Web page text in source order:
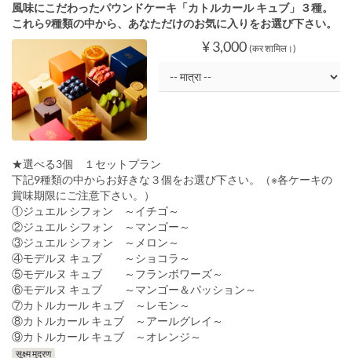
風味にこだわったパウンドケーキ「カトルカール キュブ」３種。
これら9種類の中から、あなただけのお気に入りをお選び下さい。
¥ 3,000 (कर शामिल।)
★選べる3個 １セットプラン
下記9種類の中からお好きな３個をお選び下さい。（※各ケーキの
賞味期限にご注意下さい。）
①ジュエル シフォン ～イチゴ～
②ジュエル シフォン ～マンゴー～
③ジュエル シフォン ～メロン～
④モデルヌ キュブ ～ショコラ～
⑤モデルヌ キュブ ～フランボワーズ～
⑥モデルヌ キュブ ～マンゴー＆パッション～
⑦カトルカール キュブ ～レモン～
⑧カトルカール キュブ ～アールグレイ～
⑨カトルカール キュブ ～オレンジ～
सूक्ष्म मुद्रण